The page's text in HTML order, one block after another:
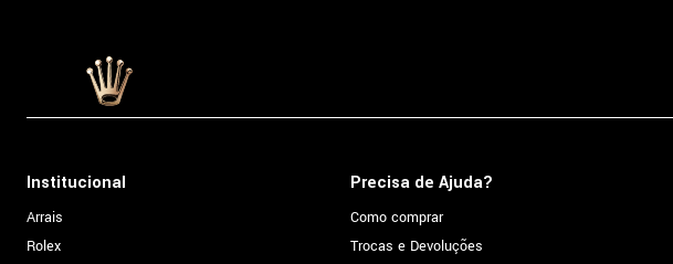
Institucional
Arrais
Rolex
Precisa de Ajuda?
Como comprar
Trocas e Devoluções